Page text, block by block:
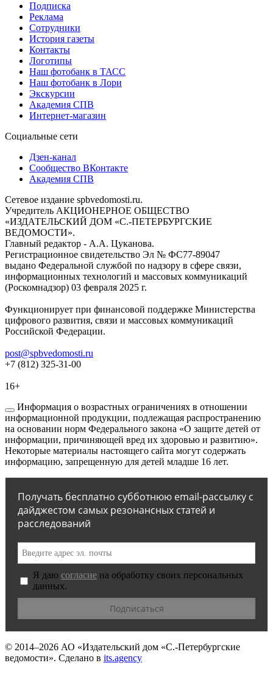
Подписка
Реклама
Сотрудники
История газеты
Контакты
Логотипы
Наш фотобанк в ТАСС
Наш фотобанк в Лори
Экскурсии
Академия СПВ
Интернет-магазин
Социальные сети
Дзен-канал
Сообщество ВКонтакте
Академия СПВ
Сетевое издание spbvedomosti.ru.
Учредитель АКЦИОНЕРНОЕ ОБЩЕСТВО
«ИЗДАТЕЛЬСКИЙ ДОМ «С.-ПЕТЕРБУРГСКИЕ
ВЕДОМОСТИ».
Главный редактор - А.А. Цуканова.
Регистрационное свидетельство Эл № ФС77-89047
выдано Федеральной службой по надзору в сфере связи,
информационных технологий и массовых коммуникаций
(Роскомнадзор) 03 февраля 2025 г.
Функционирует при финансовой поддержке Министерства
цифрового развития, связи и массовых коммуникаций
Российской Федерации.
post@spbvedomosti.ru
+7 (812) 325-31-00
16+
Информация о возрастных ограничениях в отношении
информационной продукции, подлежащая распространению
на основании норм Федерального закона «О защите детей от
информации, причиняющей вред их здоровью и развитию».
Некоторые материалы настоящего сайта могут содержать
информацию, запрещенную для детей младше 16 лет.
Получать бесплатно субботнюю email-рассылку с
дайджестом самых резонансных статей и
расследований
Я даю согласие на обработку своих персональных
данных.
© 2014–2026 АО «Издательский дом «С.-Петербургские
ведомости». Сделано в its.agency